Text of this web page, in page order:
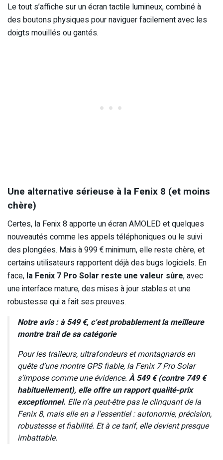
Le tout s’affiche sur un écran tactile lumineux, combiné à
des boutons physiques pour naviguer facilement avec les
doigts mouillés ou gantés.
Une alternative sérieuse à la Fenix 8 (et moins
chère)
Certes, la Fenix 8 apporte un écran AMOLED et quelques
nouveautés comme les appels téléphoniques ou le suivi
des plongées. Mais à 999 € minimum, elle reste chère, et
certains utilisateurs rapportent déjà des bugs logiciels. En
face, la Fenix 7 Pro Solar reste une valeur sûre, avec
une interface mature, des mises à jour stables et une
robustesse qui a fait ses preuves.
Notre avis : à 549 €, c’est probablement la meilleure
montre trail de sa catégorie
Pour les traileurs, ultrafondeurs et montagnards en
quête d’une montre GPS fiable, la Fenix 7 Pro Solar
s’impose comme une évidence. À 549 € (contre 749 €
habituellement), elle offre un rapport qualité-prix
exceptionnel. Elle n’a peut-être pas le clinquant de la
Fenix 8, mais elle en a l’essentiel : autonomie, précision,
robustesse et fiabilité. Et à ce tarif, elle devient presque
imbattable.